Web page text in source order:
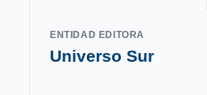
ENTIDAD EDITORA
Universo Sur